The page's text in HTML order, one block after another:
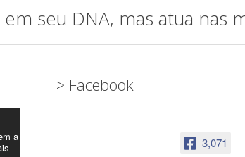
seu DNA, mas atua nas
a
=> Facebook
3,071